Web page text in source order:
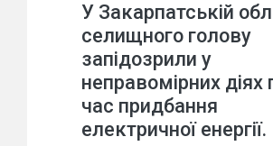
У Закарпатській
селищного голову
запідозрили у
неправомірних діях
час придбання
електричної енергії.